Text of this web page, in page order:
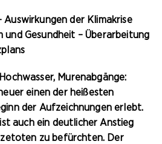
der Klimakrise
und Gesundheit – Überarbeitung
Murenabgänge:
einen der heißesten
der Aufzeichnungen erlebt.
auch ein deutlicher Anstieg
zu befürchten. Der